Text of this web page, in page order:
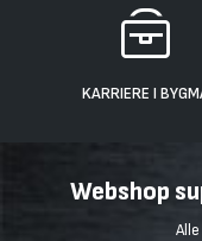
KARRIERE I
Webshop